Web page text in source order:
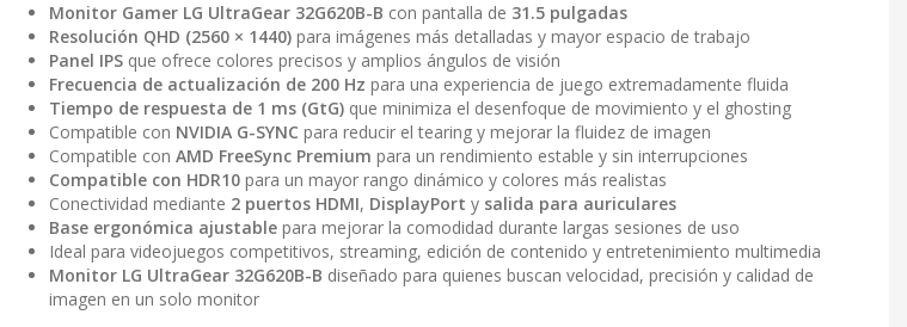
Monitor Gamer LG UltraGear 32G620B-B con pantalla de 31.5 pulgadas
Resolución QHD (2560 × 1440) para imágenes más detalladas y mayor espacio de trabajo
Panel IPS que ofrece colores precisos y amplios ángulos de visión
Frecuencia de actualización de 200 Hz para una experiencia de juego extremadamente fluida
Tiempo de respuesta de 1 ms (GtG) que minimiza el desenfoque de movimiento y el ghosting
Compatible con NVIDIA G-SYNC para reducir el tearing y mejorar la fluidez de imagen
Compatible con AMD FreeSync Premium para un rendimiento estable y sin interrupciones
Compatible con HDR10 para un mayor rango dinámico y colores más realistas
Conectividad mediante 2 puertos HDMI, DisplayPort y salida para auriculares
Base ergonómica ajustable para mejorar la comodidad durante largas sesiones de uso
Ideal para videojuegos competitivos, streaming, edición de contenido y entretenimiento multimedia
Monitor LG UltraGear 32G620B-B diseñado para quienes buscan velocidad, precisión y calidad de
imagen en un solo monitor